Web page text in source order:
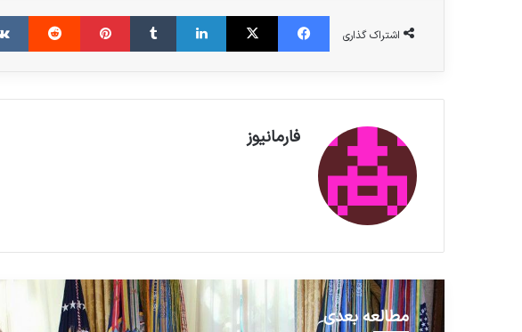
اشتراک گذاری
فیس بوک X لینکدین ‫تامبلر ‫پین‌ترست ‫رددیت
فارمانیوز
مطالعه بعدی